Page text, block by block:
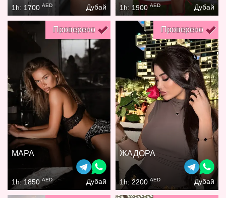
1h: 1700 AED Дубай 1h: 1900AED Дубай
Проверено
МАРА
1h: 1850 AED Дубай
Проверено
ЖАДОРА
1h: 2200 AED Дубай